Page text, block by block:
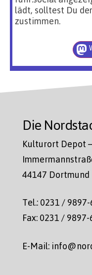
lädt, solltest Du
zustimmen.
Die
Kulturort Depot
44147 Dortmund
Tel.: 0231 /
Fax: 0231 /
E-Mail: